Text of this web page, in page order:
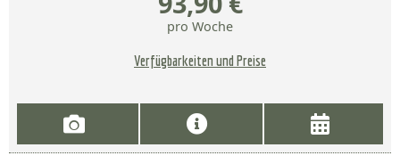
pro Woche
Verfügbarkeiten und Preise